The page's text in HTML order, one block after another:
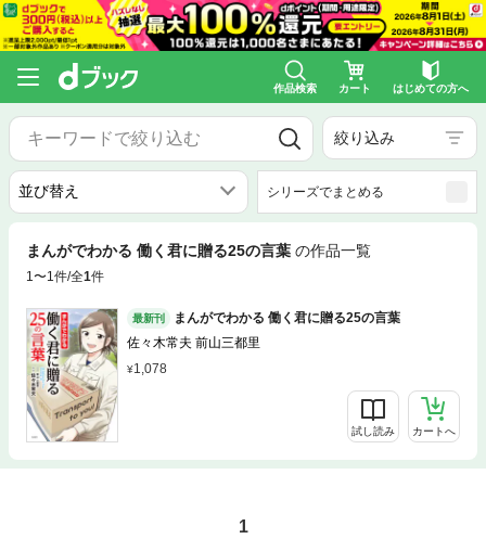
作品検索 カート はじめての方へ
絞り込み
シリーズでまとめる
まんがでわかる 働く君に贈る25の言葉 の作品一覧
1〜1件/全1件
最新刊
まんがでわかる 働く君に贈る25の言葉
佐々木常夫 前山三都里
1,078
試し読み カートへ
1